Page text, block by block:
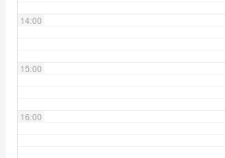
14:00
15:00
16:00